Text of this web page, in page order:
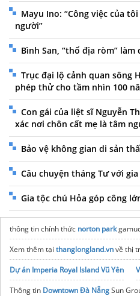
Mayu Ino: “Công việc của
người”
Bình San, “thổ địa ròm”
Trục đại lộ cảnh quan sông
phép thử cho tầm nhìn 100
Con gái của liệt sĩ Nguyễn
xác nơi chôn cất mẹ là tâm
Bảo vệ không gian di sản
Câu chuyện tháng Tư với
Gia tộc chú Hỏa góp công
thông tin chính thức norton park
Xem thêm tại thanglongland.vnvề thị
Dự án Imperia Royal Island Vũ Yên
Thông tin Downtown Đà NẵngSun